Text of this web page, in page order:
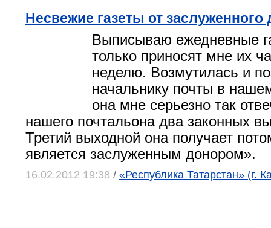
Несвежие газеты от заслуженного
Выписываю ежедневные
только приносят мне их
неделю. Возмутилась и
начальнику почты в
она мне серьезно так
нашего почтальона два законных
Третий выходной она получает
является заслуженным донором».
16.02.2012 19:38 / «Республика Татарстан» (г.